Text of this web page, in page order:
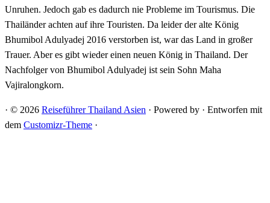
Unruhen. Jedoch gab es dadurch nie Probleme im Tourismus. Die
Thailänder achten auf ihre Touristen. Da leider der alte König
Bhumibol Adulyadej 2016 verstorben ist, war das Land in großer
Trauer. Aber es gibt wieder einen neuen König in Thailand. Der
Nachfolger von Bhumibol Adulyadej ist sein Sohn Maha
Vajiralongkorn.
· © 2026 Reiseführer Thailand Asien · Powered by · Entworfen mit
dem Customizr-Theme ·